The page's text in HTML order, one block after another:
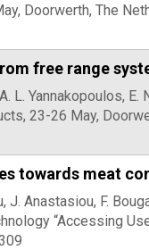
Doorwerth, The
free range
L. Yannakopoulos,
23-26 May,
towards meat
J. Anastasiou, F.
“Accessing